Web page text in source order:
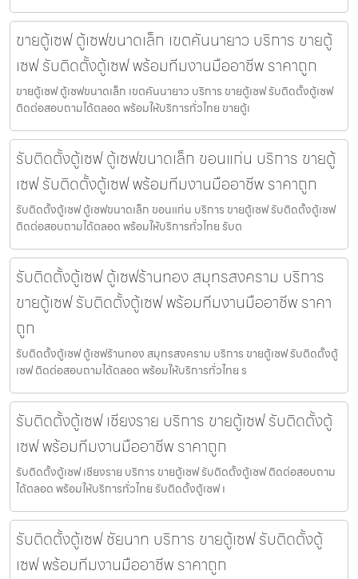
ขายตู้เซฟ ตู้เซฟขนาดเล็ก เขตคันนายาว บริการ ขายตู้
เซฟ รับติดตั้งตู้เซฟ พร้อมทีมงานมืออาชีพ ราคาถูก
ขายตู้เซฟ ตู้เซฟขนาดเล็ก เขตคันนายาว บริการ ขายตู้เซฟ รับติดตั้งตู้เซฟ
ติดต่อสอบถามได้ตลอด พร้อมให้บริการทั่วไทย ขายตู้เ
รับติดตั้งตู้เซฟ ตู้เซฟขนาดเล็ก ขอนแก่น บริการ ขายตู้
เซฟ รับติดตั้งตู้เซฟ พร้อมทีมงานมืออาชีพ ราคาถูก
รับติดตั้งตู้เซฟ ตู้เซฟขนาดเล็ก ขอนแก่น บริการ ขายตู้เซฟ รับติดตั้งตู้เซฟ
ติดต่อสอบถามได้ตลอด พร้อมให้บริการทั่วไทย รับต
รับติดตั้งตู้เซฟ ตู้เซฟร้านทอง สมุทรสงคราม บริการ
ขายตู้เซฟ รับติดตั้งตู้เซฟ พร้อมทีมงานมืออาชีพ ราคา
ถูก
รับติดตั้งตู้เซฟ ตู้เซฟร้านทอง สมุทรสงคราม บริการ ขายตู้เซฟ รับติดตั้งตู้
เซฟ ติดต่อสอบถามได้ตลอด พร้อมให้บริการทั่วไทย ร
รับติดตั้งตู้เซฟ เชียงราย บริการ ขายตู้เซฟ รับติดตั้งตู้
เซฟ พร้อมทีมงานมืออาชีพ ราคาถูก
รับติดตั้งตู้เซฟ เชียงราย บริการ ขายตู้เซฟ รับติดตั้งตู้เซฟ ติดต่อสอบถาม
ได้ตลอด พร้อมให้บริการทั่วไทย รับติดตั้งตู้เซฟ เ
รับติดตั้งตู้เซฟ ชัยนาท บริการ ขายตู้เซฟ รับติดตั้งตู้
เซฟ พร้อมทีมงานมืออาชีพ ราคาถูก